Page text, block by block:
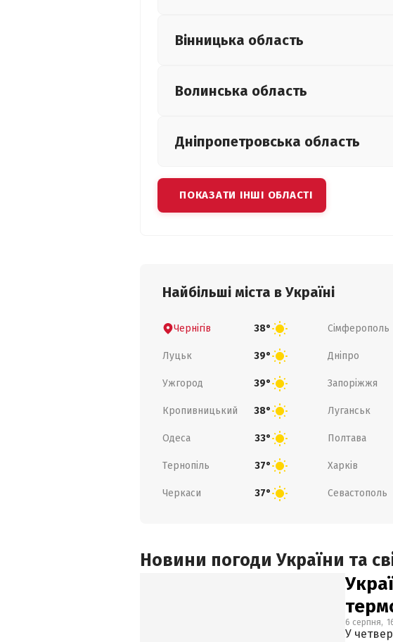
Вінницька область
Волинська область
Дніпропетровська область
ПОКАЗАТИ ІНШІ ОБЛАСТІ
Найбільші міста в Україні
Чернігів 38° Сімферополь
Луцьк 39° Дніпро
Ужгород 39° Запоріжжя
Кропивницький 38° Луганськ
Одеса 33° Полтава
Тернопіль 37° Харків
Черкаси 37° Севастополь
Новини погоди України та
6 серпня,
У